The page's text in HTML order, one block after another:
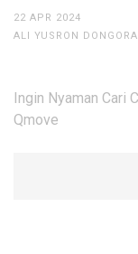
22 APR 2024
ALI YUSRON
Navigasi
pos
Ingin Nyaman Cari
Qmove